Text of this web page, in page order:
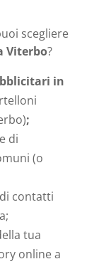
scegliere
Viterbo?
in
;
di
(o
contatti
tua
online a